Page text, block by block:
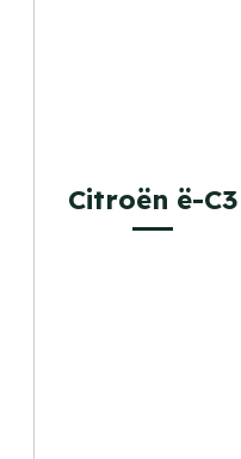
Citroën ë-C3